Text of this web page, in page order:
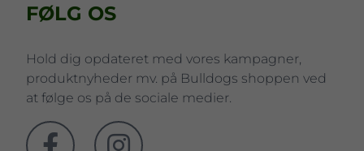
FØLG OS
Hold dig opdateret med vores kampagner,
produktnyheder mv. på Bulldogs shoppen ved
at følge os på de sociale medier.